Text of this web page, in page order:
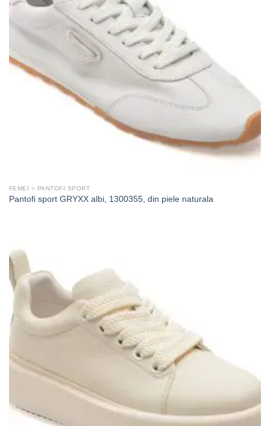
FEMEI > PANTOFI SPORT
Pantofi sport GRYXX albi, 1300355, din piele naturala